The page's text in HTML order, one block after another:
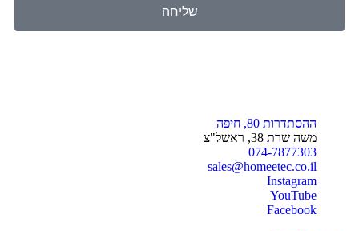
שליחה
ההסתדרות 80, חיפה
משה שרת 38, ראשל"צ
074-7877303
sales@homeetec.co.il
Instagram
YouTube
Facebook